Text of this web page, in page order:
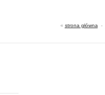
« strona główna -